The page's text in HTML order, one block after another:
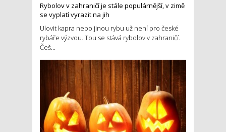
Rybolov v zahraničí je stále populárnější, v zimě
se vyplatí vyrazit na jih
Ulovit kapra nebo jinou rybu už není pro české
rybáře výzvou. Tou se stává rybolov v zahraničí.
Češ...